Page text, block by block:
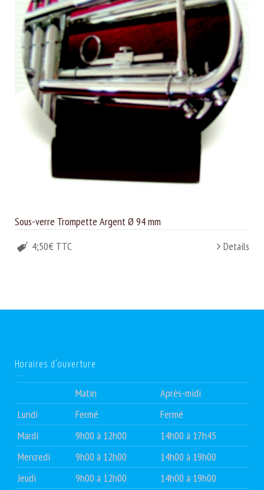
Sous-verre Trompette Argent Ø 94 mm
4;50€ TTC
Details
Horaires d’ouverture
Matin
Après-midi
Lundi
Fermé
Fermé
Mardi
9h00 à 12h00
14h00 à 17h45
Mercredi
9h00 à 12h00
14h00 à 19h00
Jeudi
9h00 à 12h00
14h00 à 19h00